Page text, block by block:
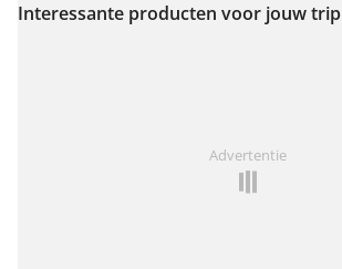
Bekijk op kaart
Interessante producten voor jouw trip
Advertentie